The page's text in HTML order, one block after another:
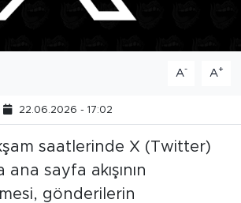
A- A+
22.06.2026 - 17:02
saatlerinde X (Twitter)
sayfa akışının
gönderilerin